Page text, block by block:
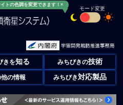
トの色調を変更できます！×
モード変更
きを知る みちびきの技術
他の情報 みちびき対応製品